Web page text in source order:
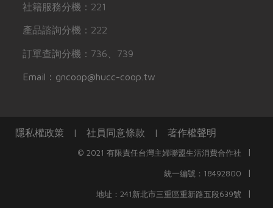
社籍服務分機：221
產品諮詢分機：222
訂單查詢分機：736、739
Email：gncoop@hucc-coop.tw
隱私權政策 | 社員同意條款 | 著作權聲明
© 2021 有限責任台灣主婦聯盟生活消費合作社 |
統一編號：18492800 |
地址：241新北市三重區重新路五段639號 |